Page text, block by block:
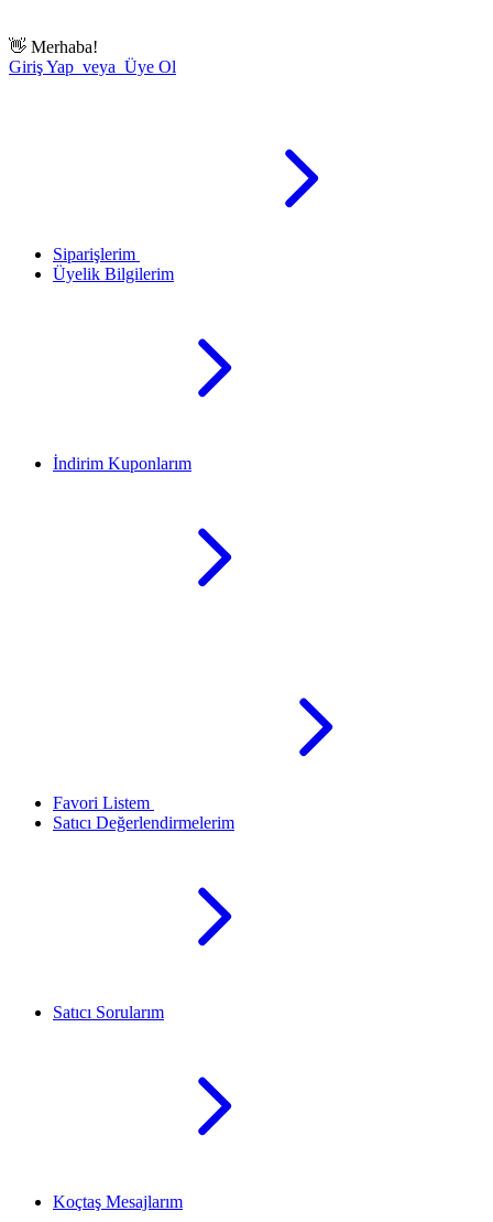
👋 Merhaba!
Giriş Yap veya Üye Ol
Siparişlerim
Üyelik Bilgilerim
İndirim Kuponlarım
Favori Listem
Satıcı Değerlendirmelerim
Satıcı Sorularım
Koçtaş Mesajlarım